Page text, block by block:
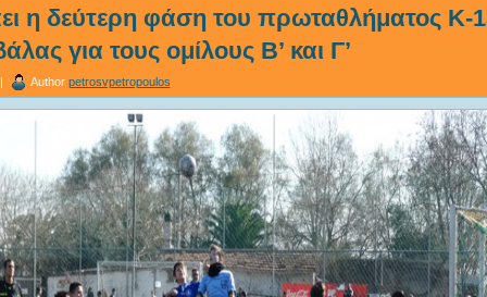
η δεύτερη φάση του πρωταθλήματος Κ-
για τους ομίλους Β’ και Γ’
Author petrosvpetropoulos